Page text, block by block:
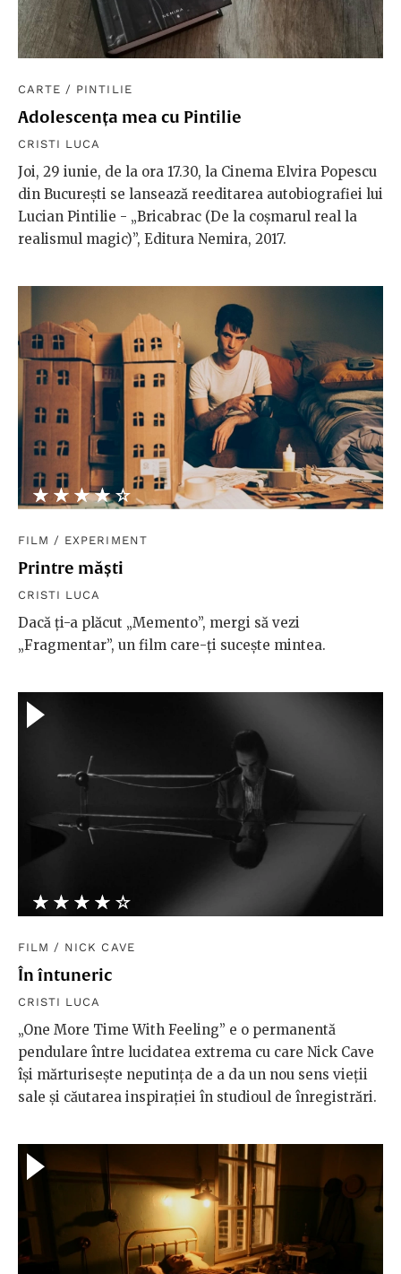
CARTE / PINTILIE
Adolescența mea cu Pintilie
CRISTI LUCA
Joi, 29 iunie, de la ora 17.30, la Cinema Elvira Popescu
din București se lansează reeditarea autobiografiei lui
Lucian Pintilie - „Bricabrac (De la coșmarul real la
realismul magic)”, Editura Nemira, 2017.
★★★★★
☆☆☆☆☆
FILM / EXPERIMENT
Printre măști
CRISTI LUCA
Dacă ți-a plăcut „Memento”, mergi să vezi
„Fragmentar”, un film care-ți sucește mintea.
★★★★★
☆☆☆☆☆
FILM / NICK CAVE
În întuneric
CRISTI LUCA
„One More Time With Feeling” e o permanentă
pendulare între lucidatea extrema cu care Nick Cave
îşi mărturiseşte neputinţa de a da un nou sens vieţii
sale şi căutarea inspiraţiei în studioul de înregistrări.